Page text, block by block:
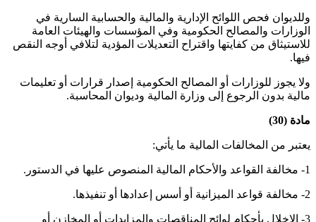
وللديوان فحص اللوائح الإدارية والمالية والحسابية السارية في
الوزارات والمصالح الحكومية وفي المؤسسات والهيئات العامة
للاستيثاق من كفايتها واقتراح التعديلات المؤدية لتلافي أوجه النقص
فيها.
ولا يجوز للوزارات أو المصالح الحكومية إصدار قرارات أو تعليمات
مالية بدون الرجوع إلى وزارة المالية وديوان المحاسبة.
مادة (30)
يعتبر من المخالفات المالية ما يأتي:
1- مخالفة القواعد والأحكام المالية المنصوص عليها في الدستور.
2- مخالفة قواعد الميزانية أو أسس إعدادها أو تنفيذها.
3- الإخلال بأحكام لوائح المناقصات والمزايدات أو المخازن أو